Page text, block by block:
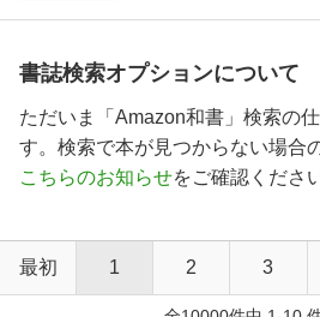
書誌検索オプションについて
ただいま「Amazon和書」検索の
す。検索で本が見つからない場合
こちらのお知らせをご確認くださ
最初 1 2 3